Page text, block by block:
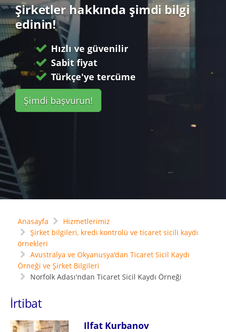
Şirketler hakkında şimdi bilgi
edinin!
Hızlı ve güvenilir
Sabit fiyat
Türkçe'ye tercüme
Şimdi başvurun!
Anasayfa
Hizmetlerimiz
Şirket bilgileri, kredi kontrolü ve ticaret sicili kaydı
örnekleri
Avustralya ve Okyanusya'dan Ticaret Sicil Kaydı
Örneği ve Şirket Bilgileri
Norfolk Adası'ndan Ticaret Sicil Kaydı Örneği
İrtibat
Ilfat Kurbanov